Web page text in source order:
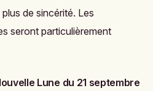
de sincérité. Les
seront particulièrement
Lune du 21 septembre